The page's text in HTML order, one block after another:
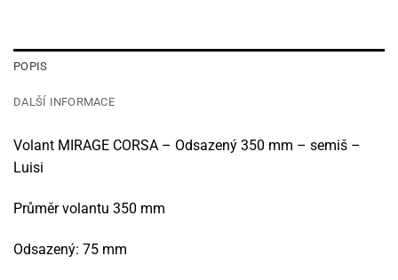
POPIS
DALŠÍ INFORMACE
Volant MIRAGE CORSA – Odsazený 350 mm – semiš –
Luisi
Průměr volantu 350 mm
Odsazený: 75 mm